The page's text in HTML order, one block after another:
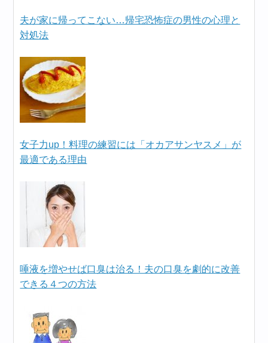
夫が家に帰ってこない…帰宅恐怖症の男性の心理と
対処法
女子力up！料理の練習には「オカアサンヤスメ」が
最適である理由
唾液を増やせば口臭は治る！夫の口臭を劇的に改善
できる４つの方法